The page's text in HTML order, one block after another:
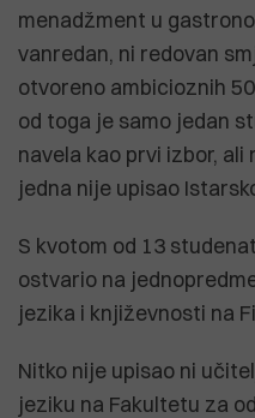
menadžment u
vanredan, ni redovan
otvoreno ambicioznih
od toga je samo jedan
navela kao prvi izbor,
jedna nije upisao
S kvotom od 13
ostvario na
jezika i književnosti na
Nitko nije upisao ni
jeziku na Fakultetu za